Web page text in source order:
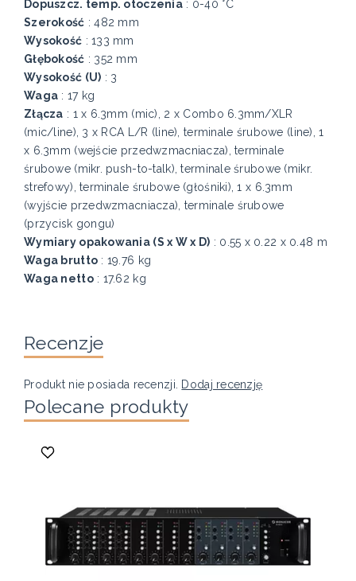
Dopuszcz. temp. otoczenia : 0-40 °C
Szerokość : 482 mm
Wysokość : 133 mm
Głębokość : 352 mm
Wysokość (U) : 3
Waga : 17 kg
Złącza : 1 x 6.3mm (mic), 2 x Combo 6.3mm/XLR
(mic/line), 3 x RCA L/R (line), terminale śrubowe (line), 1
x 6.3mm (wejście przedwzmacniacza), terminale
śrubowe (mikr. push-to-talk), terminale śrubowe (mikr.
strefowy), terminale śrubowe (głośniki), 1 x 6.3mm
(wyjście przedwzmacniacza), terminale śrubowe
(przycisk gongu)
Wymiary opakowania (S x W x D) : 0.55 x 0.22 x 0.48 m
Waga brutto : 19.76 kg
Waga netto: 17.62 kg
Recenzje
Produkt nie posiada recenzji. Dodaj recenzję
Polecane produkty